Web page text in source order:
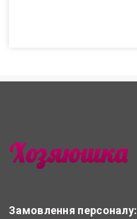
Замовлення персоналу: